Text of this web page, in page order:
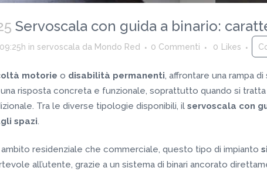
Servoscala con guida a binario:
in servoscala da Mondo Red 0 Commenti 0 Likes
motorie o disabilità permanenti, affrontare una rampa
risposta concreta e funzionale, soprattutto quando si tratta
Tra le diverse tipologie disponibili, il servoscala con
spazi.
residenziale che commerciale, questo tipo di impianto
all’utente, grazie a un sistema di binari ancorato